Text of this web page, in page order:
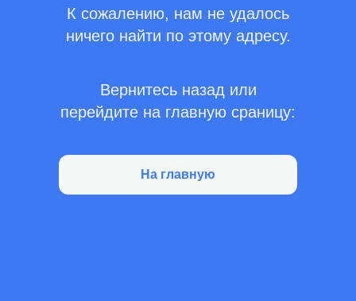
К сожалению, нам не удалось
ничего найти по этому адресу.
Вернитесь назад или
перейдите на главную сраницу:
На главную